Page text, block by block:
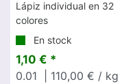
Lápiz individual en 32
colores
En stock
1,10 € *
0.01
| 110,00 € / kg